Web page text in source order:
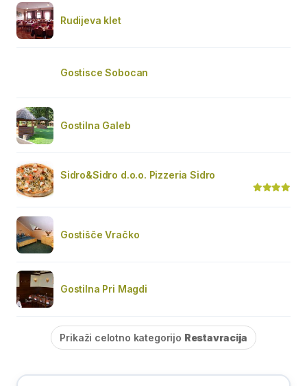
Rudijeva klet
Gostisce Sobocan
Gostilna Galeb
Sidro&Sidro d.o.o. Pizzeria Sidro
Gostišče Vračko
Gostilna Pri Magdi
Prikaži celotno kategorijo Restavracija